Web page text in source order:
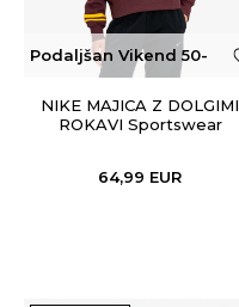
Podaljšan Vikend 50-
100€
NIKE MAJICA Z DOLGIMI
ROKAVI Sportswear
64,99 EUR